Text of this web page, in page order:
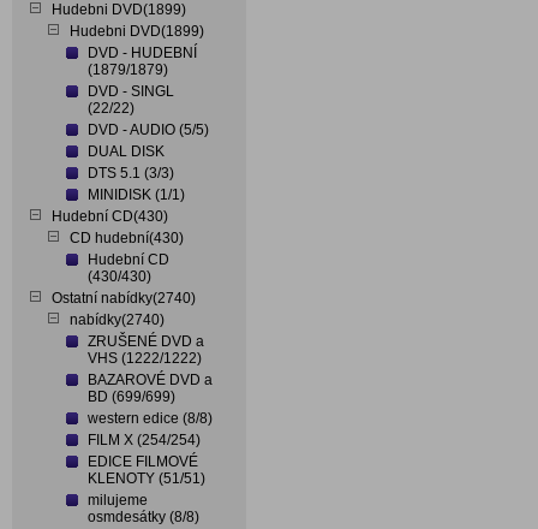
Hudebni DVD(1899)
Hudebni DVD(1899)
DVD - HUDEBNÍ
(1879/1879)
DVD - SINGL
(22/22)
DVD - AUDIO (5/5)
DUAL DISK
DTS 5.1 (3/3)
MINIDISK (1/1)
Hudební CD(430)
CD hudební(430)
Hudební CD
(430/430)
Ostatní nabídky(2740)
nabídky(2740)
ZRUŠENÉ DVD a
VHS (1222/1222)
BAZAROVÉ DVD a
BD (699/699)
western edice (8/8)
FILM X (254/254)
EDICE FILMOVÉ
KLENOTY (51/51)
milujeme
osmdesátky (8/8)